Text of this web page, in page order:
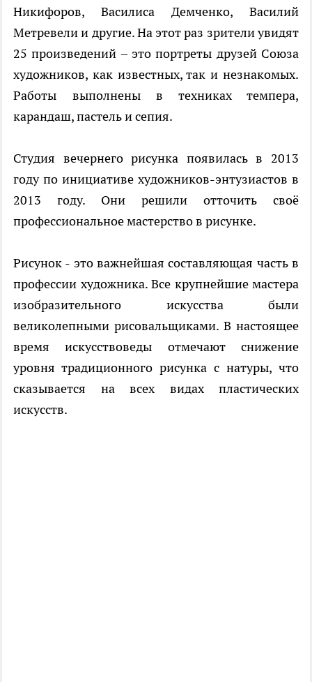
Никифоров, Василиса Демченко, Василий
Метревели и другие. На этот раз зрители увидят
25 произведений – это портреты друзей Союза
художников, как известных, так и незнакомых.
Работы выполнены в техниках темпера,
карандаш, пастель и сепия.
Студия вечернего рисунка появилась в 2013
году по инициативе художников-энтузиастов в
2013 году. Они решили отточить своё
профессиональное мастерство в рисунке.
Рисунок - это важнейшая составляющая часть в
профессии художника. Все крупнейшие мастера
изобразительного искусства были
великолепными рисовальщиками. В настоящее
время искусствоведы отмечают снижение
уровня традиционного рисунка с натуры, что
сказывается на всех видах пластических
искусств.